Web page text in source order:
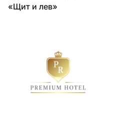
«Щит и лев»